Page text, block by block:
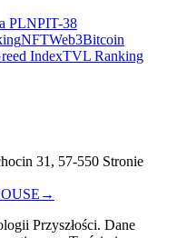
PLNPIT-38
NFTWeb3Bitcoin
IndexTVL Ranking
31, 57-550 Stronie
→
Przyszłości. Dane